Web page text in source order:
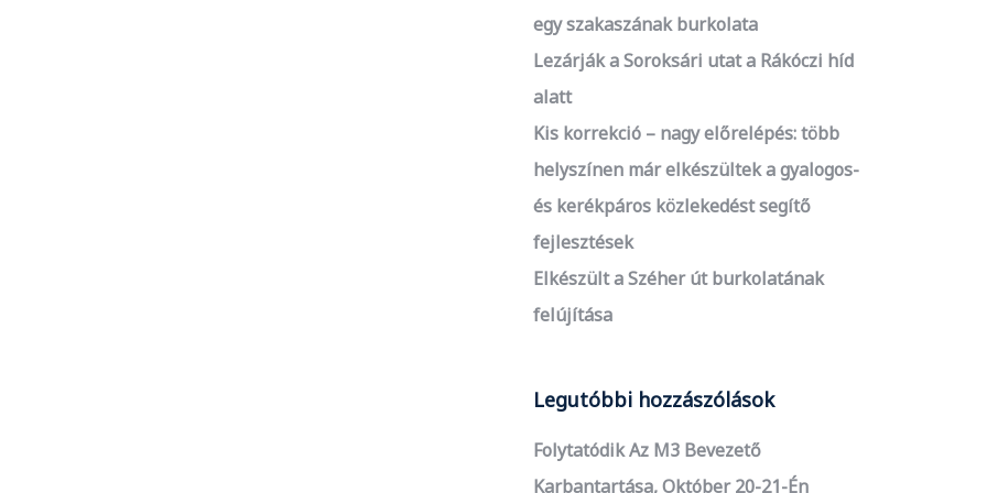
egy szakaszának burkolata
Lezárják a Soroksári utat a Rákóczi híd
alatt
Kis korrekció – nagy előrelépés: több
helyszínen már elkészültek a gyalogos-
és kerékpáros közlekedést segítő
fejlesztések
Elkészült a Széher út burkolatának
felújítása
Legutóbbi hozzászólások
Folytatódik Az M3 Bevezető
Karbantartása, Október 20-21-Én